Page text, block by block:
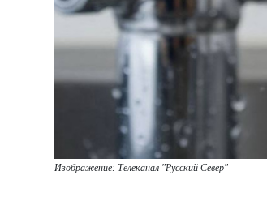
Изображение: Телеканал "Русский Север"